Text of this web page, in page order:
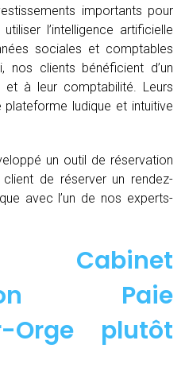
importants pour
l’intelligence artificielle
sociales et comptables
nos clients bénéficient d’un
à leur comptabilité. Leurs
ludique et intuitive
un outil de réservation
de réserver un rendez-
avec l’un de nos experts-
Cabinet
Paie
Orge plutôt